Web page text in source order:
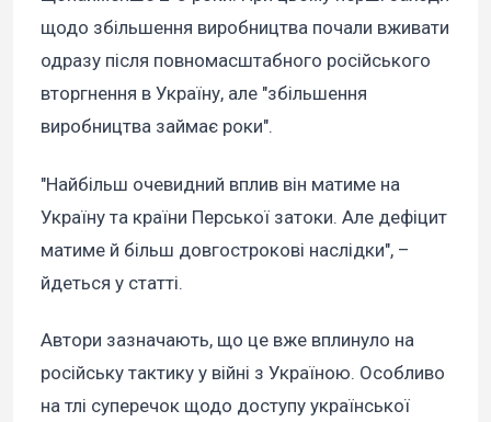
щодо збільшення виробництва почали вживати
одразу після повномасштабного російського
вторгнення в Україну, але "збільшення
виробництва займає роки".
"Найбільш очевидний вплив він матиме на
Україну та країни Перської затоки. Але дефіцит
матиме й більш довгострокові наслідки", –
йдеться у статті.
Автори зазначають, що це вже вплинуло на
російську тактику у війні з Україною. Особливо
на тлі суперечок щодо доступу української